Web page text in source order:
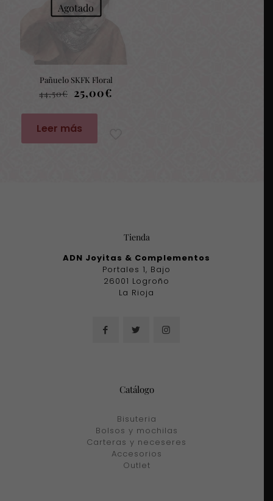
Agotado
Pañuelo SKFK Floral
44,50€ El
precio
original
era:
25,00€
Leer más
Tienda
ADN Joyitas & Complementos
Portales 1, Bajo
26001 Logroño
La Rioja
Catálogo
Bisuteria
Bolsos y mochilas
Carteras y neceseres
Accesorios
Outlet